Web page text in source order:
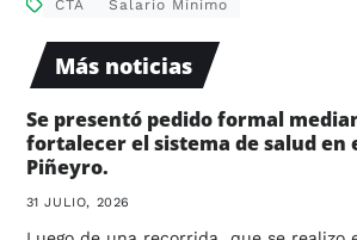
CTA Salario Minimo
Más noticias
Se presentó pedido formal
fortalecer el sistema de salud en
Piñeyro.
31 JULIO, 2026